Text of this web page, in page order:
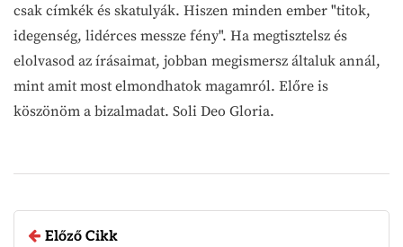
csak címkék és skatulyák. Hiszen minden ember "titok,
idegenség, lidérces messze fény". Ha megtisztelsz és
elolvasod az írásaimat, jobban megismersz általuk annál,
mint amit most elmondhatok magamról. Előre is
köszönöm a bizalmadat. Soli Deo Gloria.
Előző Cikk